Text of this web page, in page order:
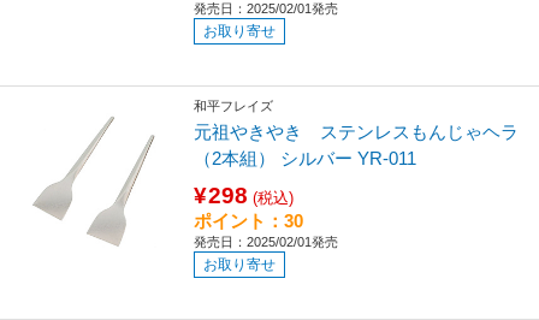
発売日：2025/02/01発売
お取り寄せ
和平フレイズ
元祖やきやき ステンレスもんじゃヘラ
（2本組） シルバー YR-011
¥298 (税込)
ポイント：30
発売日：2025/02/01発売
お取り寄せ